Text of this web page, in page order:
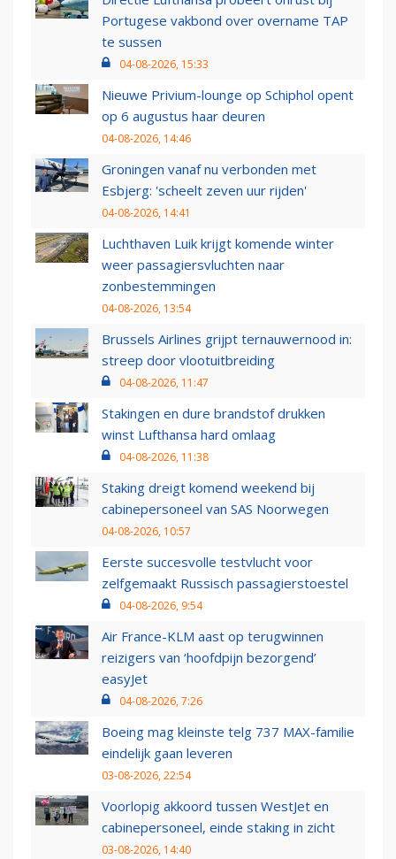
Portugese vakbond over overname TAP
te sussen
04-08-2026, 15:33
Nieuwe Privium-lounge op Schiphol opent
op 6 augustus haar deuren
04-08-2026, 14:46
Groningen vanaf nu verbonden met
Esbjerg: 'scheelt zeven uur rijden'
04-08-2026, 14:41
Luchthaven Luik krijgt komende winter
weer passagiersvluchten naar
zonbestemmingen
04-08-2026, 13:54
Brussels Airlines grijpt ternauwernood in:
streep door vlootuitbreiding
04-08-2026, 11:47
Stakingen en dure brandstof drukken
winst Lufthansa hard omlaag
04-08-2026, 11:38
Staking dreigt komend weekend bij
cabinepersoneel van SAS Noorwegen
04-08-2026, 10:57
Eerste succesvolle testvlucht voor
zelfgemaakt Russisch passagierstoestel
04-08-2026, 9:54
Air France-KLM aast op terugwinnen
reizigers van ‘hoofdpijn bezorgend’
easyJet
04-08-2026, 7:26
Boeing mag kleinste telg 737 MAX-familie
eindelijk gaan leveren
03-08-2026, 22:54
Voorlopig akkoord tussen WestJet en
cabinepersoneel, einde staking in zicht
03-08-2026, 14:40